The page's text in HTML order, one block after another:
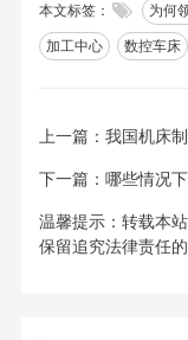
本文标签：  为何
加工中心 数控车床
上一篇： 我国机床
下一篇： 哪些情况
温馨提示：转载本
保留追究法律责任的